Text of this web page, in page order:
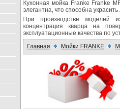
Кухонная мойка Franke Franke
элегантна, что способна
При производстве моделей
концентрация кварца на
эксплуатационные качества по
Главная
Мойки FRANKE